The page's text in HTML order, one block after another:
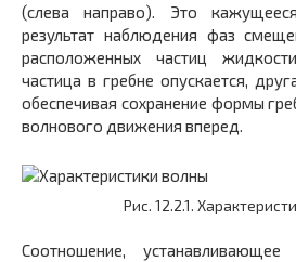
(слева направо). Это
результат наблюдения фаз
расположенных частиц
частица в гребне опускается,
обеспечивая сохранение формы
волнового движения вперед.
Рис. 12.2.1.
Соотношение,